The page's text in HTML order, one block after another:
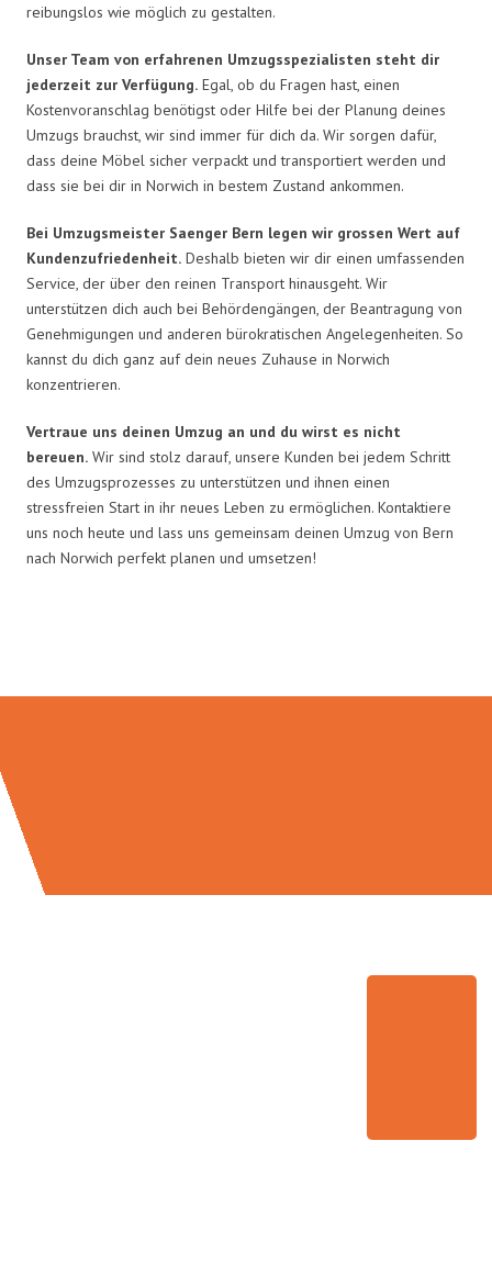
reibungslos wie möglich zu gestalten.
Unser Team von erfahrenen Umzugsspezialisten steht dir
jederzeit zur Verfügung. Egal, ob du Fragen hast, einen
Kostenvoranschlag benötigst oder Hilfe bei der Planung deines
Umzugs brauchst, wir sind immer für dich da. Wir sorgen dafür,
dass deine Möbel sicher verpackt und transportiert werden und
dass sie bei dir in Norwich in bestem Zustand ankommen.
Bei Umzugsmeister Saenger Bern legen wir grossen Wert auf
Kundenzufriedenheit. Deshalb bieten wir dir einen umfassenden
Service, der über den reinen Transport hinausgeht. Wir
unterstützen dich auch bei Behördengängen, der Beantragung von
Genehmigungen und anderen bürokratischen Angelegenheiten. So
kannst du dich ganz auf dein neues Zuhause in Norwich
konzentrieren.
Vertraue uns deinen Umzug an und du wirst es nicht
bereuen. Wir sind stolz darauf, unsere Kunden bei jedem Schritt
des Umzugsprozesses zu unterstützen und ihnen einen
stressfreien Start in ihr neues Leben zu ermöglichen. Kontaktiere
uns noch heute und lass uns gemeinsam deinen Umzug von Bern
nach Norwich perfekt planen und umsetzen!